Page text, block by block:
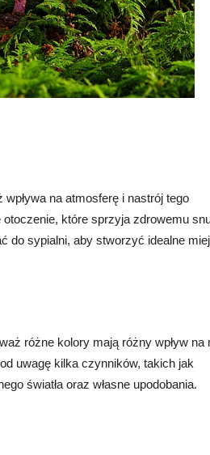
na atmosferę i nastrój tego
które sprzyja zdrowemu
do sypialni, aby stworzyć idealne
różne kolory mają różny wpływ na
uwagę kilka czynników, takich jak
światła oraz własne upodobania.